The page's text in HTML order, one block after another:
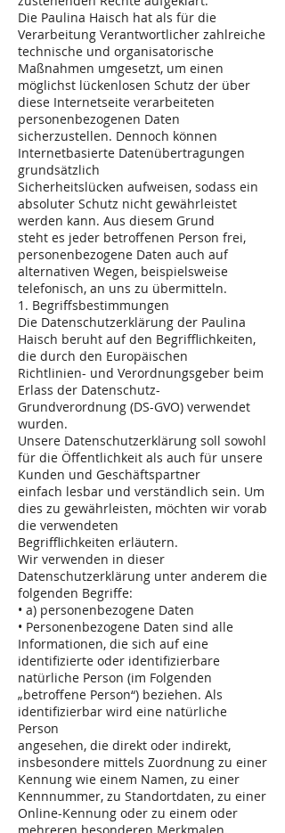
Die Paulina Haisch hat als für die
Verarbeitung Verantwortlicher zahlreiche
technische und organisatorische
Maßnahmen umgesetzt, um einen
möglichst lückenlosen Schutz der über
diese Internetseite verarbeiteten
personenbezogenen Daten
sicherzustellen. Dennoch können
Internetbasierte Datenübertragungen
grundsätzlich
Sicherheitslücken aufweisen, sodass ein
absoluter Schutz nicht gewährleistet
werden kann. Aus diesem Grund
steht es jeder betroffenen Person frei,
personenbezogene Daten auch auf
alternativen Wegen, beispielsweise
telefonisch, an uns zu übermitteln.
1. Begriffsbestimmungen
Die Datenschutzerklärung der Paulina
Haisch beruht auf den Begrifflichkeiten,
die durch den Europäischen
Richtlinien- und Verordnungsgeber beim
Erlass der Datenschutz-
Grundverordnung (DS-GVO) verwendet
wurden.
Unsere Datenschutzerklärung soll sowohl
für die Öffentlichkeit als auch für unsere
Kunden und Geschäftspartner
einfach lesbar und verständlich sein. Um
dies zu gewährleisten, möchten wir vorab
die verwendeten
Begrifflichkeiten erläutern.
Wir verwenden in dieser
Datenschutzerklärung unter anderem die
folgenden Begriffe:
• a) personenbezogene Daten
• Personenbezogene Daten sind alle
Informationen, die sich auf eine
identifizierte oder identifizierbare
natürliche Person (im Folgenden
„betroffene Person“) beziehen. Als
identifizierbar wird eine natürliche
Person
angesehen, die direkt oder indirekt,
insbesondere mittels Zuordnung zu einer
Kennung wie einem Namen, zu einer
Kennnummer, zu Standortdaten, zu einer
Online-Kennung oder zu einem oder